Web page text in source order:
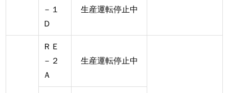
－１
Ｄ
生産運転停止中
ＲＥ
－２
Ａ
生産運転停止中